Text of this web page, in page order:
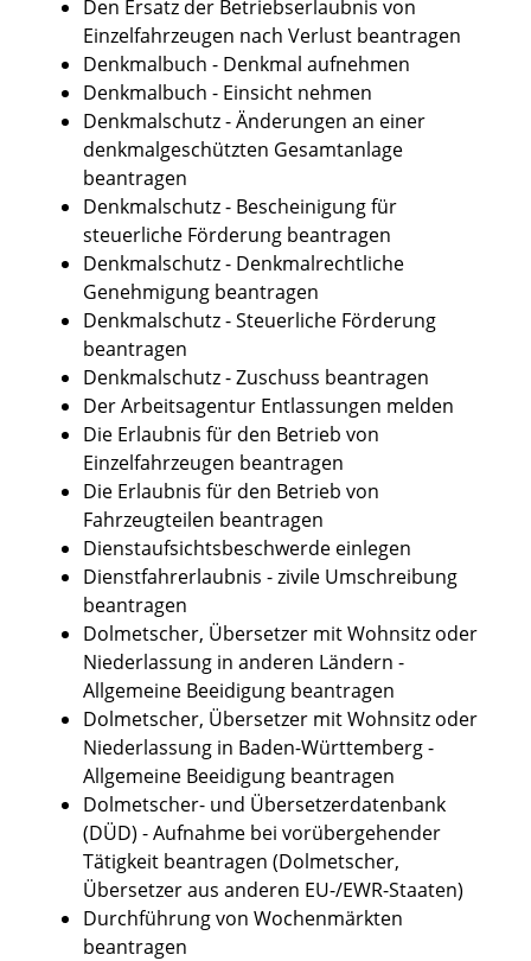
Den Ersatz der Betriebserlaubnis von
Einzelfahrzeugen nach Verlust beantragen
Denkmalbuch - Denkmal aufnehmen
Denkmalbuch - Einsicht nehmen
Denkmalschutz - Änderungen an einer
denkmalgeschützten Gesamtanlage
beantragen
Denkmalschutz - Bescheinigung für
steuerliche Förderung beantragen
Denkmalschutz - Denkmalrechtliche
Genehmigung beantragen
Denkmalschutz - Steuerliche Förderung
beantragen
Denkmalschutz - Zuschuss beantragen
Der Arbeitsagentur Entlassungen melden
Die Erlaubnis für den Betrieb von
Einzelfahrzeugen beantragen
Die Erlaubnis für den Betrieb von
Fahrzeugteilen beantragen
Dienstaufsichtsbeschwerde einlegen
Dienstfahrerlaubnis - zivile Umschreibung
beantragen
Dolmetscher, Übersetzer mit Wohnsitz oder
Niederlassung in anderen Ländern -
Allgemeine Beeidigung beantragen
Dolmetscher, Übersetzer mit Wohnsitz oder
Niederlassung in Baden-Württemberg -
Allgemeine Beeidigung beantragen
Dolmetscher- und Übersetzerdatenbank
(DÜD) - Aufnahme bei vorübergehender
Tätigkeit beantragen (Dolmetscher,
Übersetzer aus anderen EU-/EWR-Staaten)
Durchführung von Wochenmärkten
beantragen